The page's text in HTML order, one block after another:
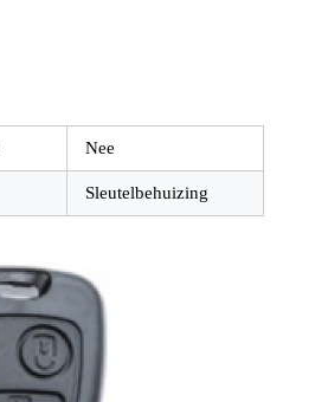
Nee
Sleutelbehuizing